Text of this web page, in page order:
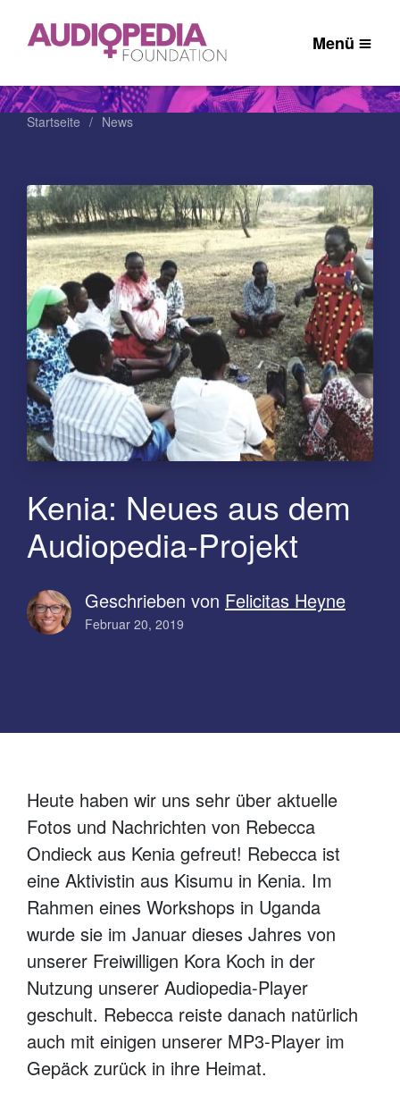
Menü
Startseite News
Kenia: Neues aus dem
Audiopedia-Projekt
Geschrieben von Felicitas Heyne
Februar 20, 2019
Heute haben wir uns sehr über aktuelle
Fotos und Nachrichten von Rebecca
Ondieck aus Kenia gefreut! Rebecca ist
eine Aktivistin aus Kisumu in Kenia. Im
Rahmen eines Workshops in Uganda
wurde sie im Januar dieses Jahres von
unserer Freiwilligen Kora Koch in der
Nutzung unserer Audiopedia-Player
geschult. Rebecca reiste danach natürlich
auch mit einigen unserer MP3-Player im
Gepäck zurück in ihre Heimat.